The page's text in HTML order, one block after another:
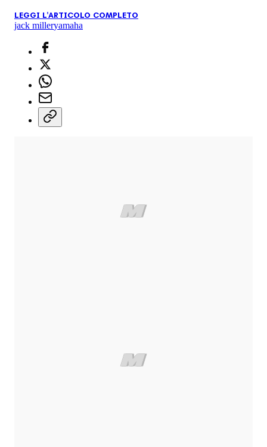
LEGGI L'ARTICOLO COMPLETO
jack milleryamaha